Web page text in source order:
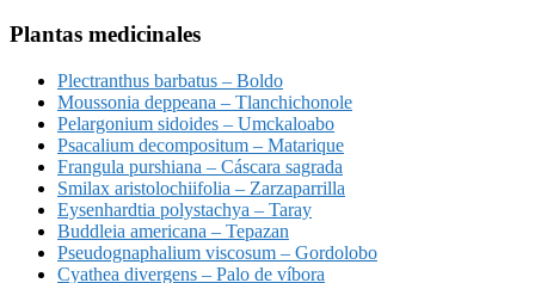
Plantas medicinales
Plectranthus barbatus – Boldo
Moussonia deppeana – Tlanchichonole
Pelargonium sidoides – Umckaloabo
Psacalium decompositum – Matarique
Frangula purshiana – Cáscara sagrada
Smilax aristolochiifolia – Zarzaparrilla
Eysenhardtia polystachya – Taray
Buddleia americana – Tepazan
Pseudognaphalium viscosum – Gordolobo
Cyathea divergens – Palo de víbora